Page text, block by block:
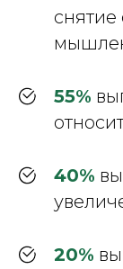
55%
40%
20%